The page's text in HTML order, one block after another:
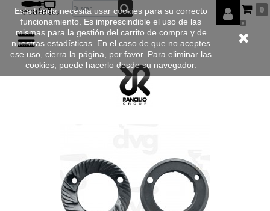
0
0
Esta tienda necesita usar cookies para su correcto
funcionamiento. Es imprescindible el uso de las
mismas para la gestión del carrito de compra y de
nuestras estadísticas. En el caso de que no aceptes
ese uso, cierra la página, por favor. Para eliminar las
cookies, puede hacerlo desde su navegador.